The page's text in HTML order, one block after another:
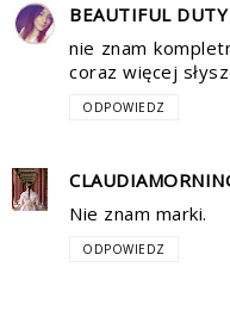
BEAUTIFUL DUTY
nie znam
coraz więcej
ODPOWIEDZ
Nie znam marki.
ODPOWIEDZ